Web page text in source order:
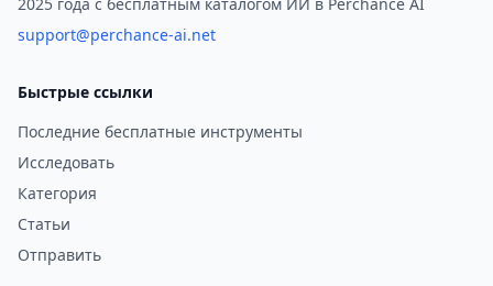
легкостью.
support@perchance-ai.net
Быстрые ссылки
Последние бесплатные инструменты
Исследовать
Категория
Статьи
Отправить